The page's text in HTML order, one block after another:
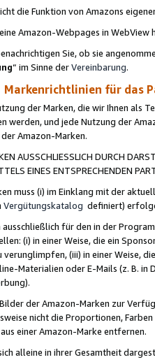
die Funktion von Amazons
Amazon-Webpages in WebView
Sie, ob sie
“ im Sinne derVereinbarung.
Markenrichtlinien für das
der Marken, die wir Ihnen als
werden, und jede Nutzung der
Amazon-Marken.
AUSSCHLIESSLICH DURCH
EINES ENTSPRECHENDEN
muss (i) im Einklang mit der
Vergütungskatalog definiert)
für den in der
(i) in einer Weise, die ein
(iii) in einer Weise,
Materialien oder E-Mails (z. B. in
der Amazon-Marken zur
nicht die Proportionen,
einer Amazon-Marke entfernen.
alleine in ihrer Gesamtheit